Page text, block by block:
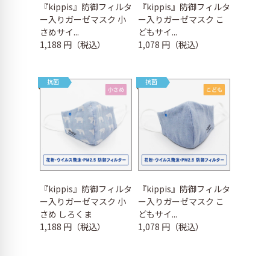
『kippis』防御フィルタ
ー入りガーゼマスク 小
さめサイ...
1,188 円（税込）
『kippis』防御フィルタ
ー入りガーゼマスク こ
どもサイ...
1,078 円（税込）
抗菌
『kippis』防御フィルタ
ー入りガーゼマスク 小
さめ しろくま
1,188 円（税込）
抗菌
『kippis』防御フィルタ
ー入りガーゼマスク こ
どもサイ...
1,078 円（税込）